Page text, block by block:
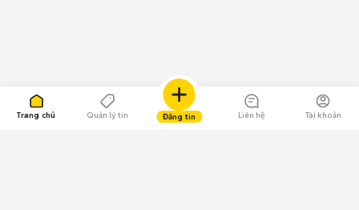
Trang chủ Quản lý tin Đăng tin Liên hệ Tài khoản